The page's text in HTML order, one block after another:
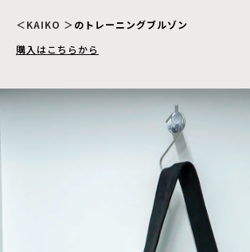
＜KAIKO ＞のトレーニングブルゾン
購入はこちらから